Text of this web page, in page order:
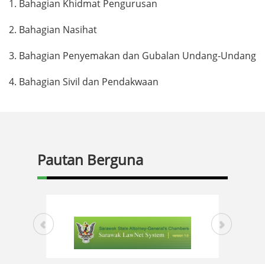
1. Bahagian Khidmat Pengurusan
2. Bahagian Nasihat
3. Bahagian Penyemakan dan Gubalan Undang-Undang
4. Bahagian Sivil dan Pendakwaan
Pautan Berguna